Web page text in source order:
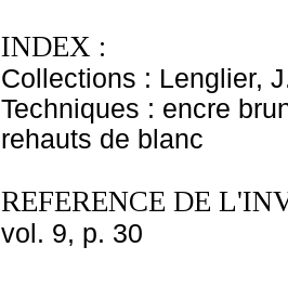
INDEX :
Collections : Lenglier,
Techniques : encre
rehauts de blanc
REFERENCE DE
vol. 9, p. 30